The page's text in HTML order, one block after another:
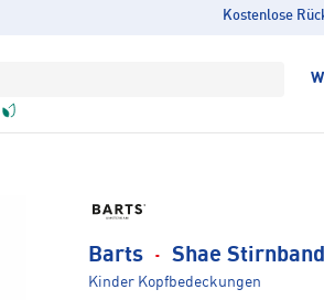
Kostenlose
Barts · Shae Stirnband
Kinder Kopfbedeckungen